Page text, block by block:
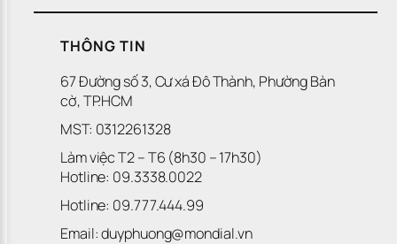
THÔNG TIN
67 Đường số 3, Cư xá Đô Thành, Phường Bàn
cờ, TP.HCM
MST: 0312261328
Làm việc T2 – T6 (8h30 – 17h30)
Hotline: 09.3338.0022
Hotline: 09.777.444.99
Email: duyphuong@mondial.vn